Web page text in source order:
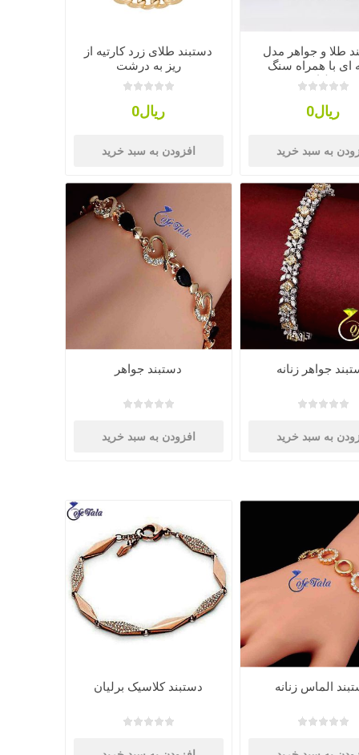
طلا و جواهر مدل
ای با همراه سنگ
برلیان
ریال0
به سبد خرید
دستبند طلای زرد کارتیه از
ریز به درشت
ریال0
افزودن به سبد خرید
جواهر زنانه
به سبد خرید
دستبند جواهر
افزودن به سبد خرید
الماس زنانه دستبند کلاسیک برلیان